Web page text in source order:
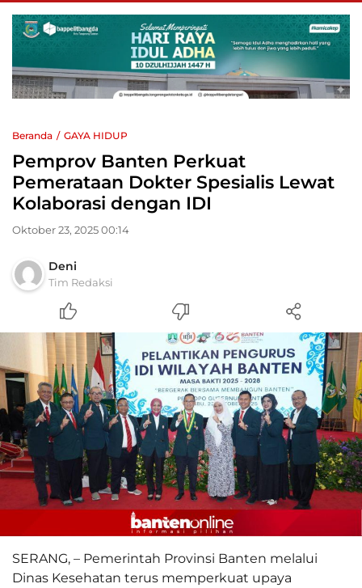
Beranda GAYA HIDUP
Pemprov Banten Perkuat
Pemerataan Dokter Spesialis Lewat
Kolaborasi dengan IDI
Oktober 23, 2025 00:14
Deni
Tim Redaksi
SERANG, – Pemerintah Provinsi Banten melalui
Dinas Kesehatan terus memperkuat upaya